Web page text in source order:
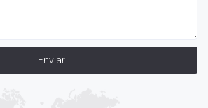
Enviar